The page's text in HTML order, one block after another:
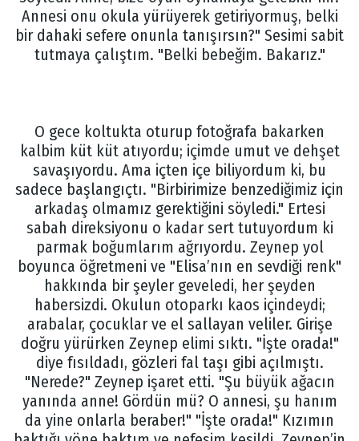
Annesi onu okula yürüyerek getiriyormuş, belki
bir dahaki sefere onunla tanışırsın?" Sesimi sabit
tutmaya çalıştım. "Belki bebeğim. Bakarız."
O gece koltukta oturup fotoğrafa bakarken
kalbim küt küt atıyordu; içimde umut ve dehşet
savaşıyordu. Ama içten içe biliyordum ki, bu
sadece başlangıçtı. "Birbirimize benzediğimiz için
arkadaş olmamız gerektiğini söyledi." Ertesi
sabah direksiyonu o kadar sert tutuyordum ki
parmak boğumlarım ağrıyordu. Zeynep yol
boyunca öğretmeni ve "Elisa’nın en sevdiği renk"
hakkında bir şeyler geveledi, her şeyden
habersizdi. Okulun otoparkı kaos içindeydi;
arabalar, çocuklar ve el sallayan veliler. Girişe
doğru yürürken Zeynep elimi sıktı. "İşte orada!"
diye fısıldadı, gözleri fal taşı gibi açılmıştı.
"Nerede?" Zeynep işaret etti. "Şu büyük ağacın
yanında anne! Gördün mü? O annesi, şu hanım
da yine onlarla beraber!" "İşte orada!" Kızımın